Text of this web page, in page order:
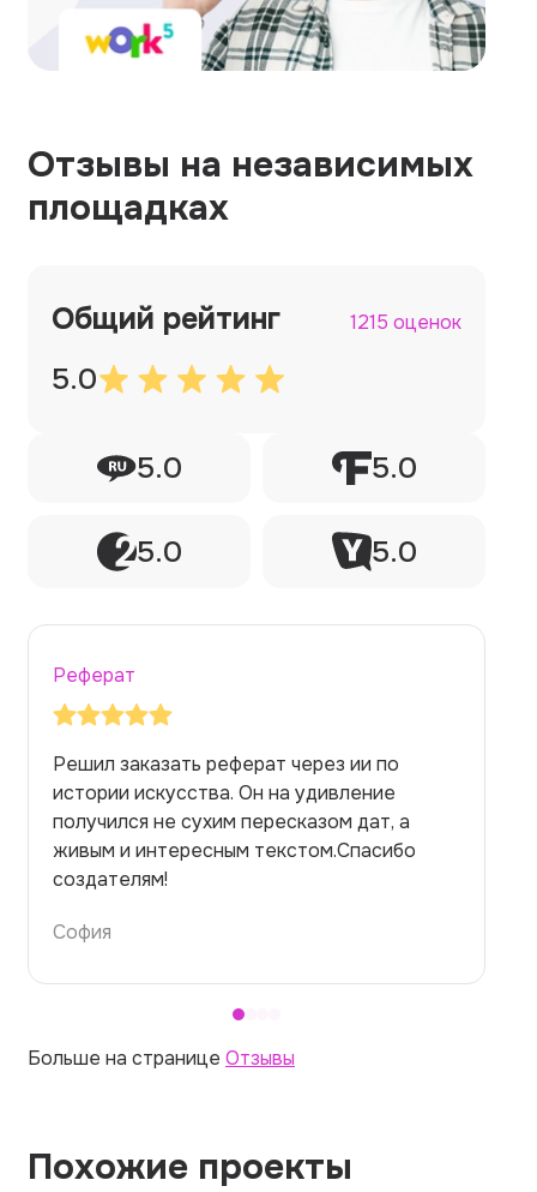
Отзывы на независимых
площадках
Общий рейтинг 1215 оценок
5.0
5.0 5.0
5.0 5.0
Реферат
Заказывала реферат с помощью нейросети
на медицинскую тему. Ожидала худшего,
но справилась. Термины использовала
правильно. Для быстрого ознакомления с
темой — идеально.
Алина
Больше на странице Отзывы
Похожие проекты